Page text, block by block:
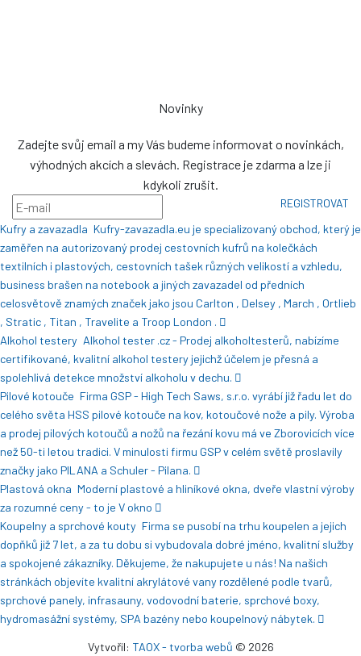
Novinky
Zadejte svůj email a my Vás budeme informovat o novinkách,
výhodných akcích a slevách. Registrace je zdarma a lze ji
kdykoli zrušit.
REGISTROVAT
Kufry a zavazadla Kufry-zavazadla.eu je specializovaný obchod, který je
zaměřen na autorizovaný prodej cestovních kufrů na kolečkách
textilních i plastových, cestovních tašek různých velikostí a vzhledu,
business brašen na notebook a jiných zavazadel od předních
celosvětově znamých značek jako jsou Carlton , Delsey , March , Ortlieb
, Stratic , Titan , Travelite a Troop London .
Alkohol testery Alkohol tester .cz - Prodej alkoholtesterů, nabízíme
certifikované, kvalitní alkohol testery jejichž účelem je přesná a
spolehlivá detekce množství alkoholu v dechu.
Pilové kotouče Firma GSP - High Tech Saws, s.r.o. vyrábí již řadu let do
celého světa HSS pilové kotouče na kov, kotoučové nože a pily. Výroba
a prodej pilových kotoučů a nožů na řezání kovu má ve Zborovicích více
než 50-ti letou tradici. V minulosti firmu GSP v celém světě proslavily
značky jako PILANA a Schuler - Pilana.
Plastová okna Moderní plastové a hliníkové okna, dveře vlastní výroby
za rozumné ceny - to je V okno
Koupelny a sprchové kouty Firma se pusobí na trhu koupelen a jejich
dopňků již 7 let, a za tu dobu si vybudovala dobré jméno, kvalitní služby
a spokojené zákazníky. Děkujeme, že nakupujete u nás! Na našich
stránkách objevíte kvalitní akrylátové vany rozdělené podle tvarů,
sprchové panely, infrasauny, vodovodní baterie, sprchové boxy,
hydromasážní systémy, SPA bazény nebo koupelnový nábytek.
Vytvořil: TAOX - tvorba webů © 2026